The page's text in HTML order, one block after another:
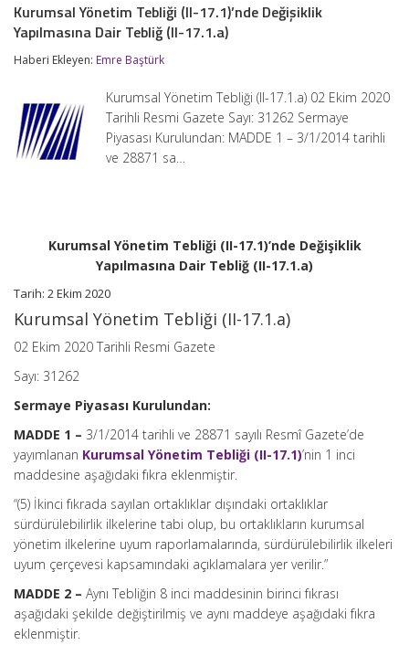
Tebliği
(II-
Değişiklik
Tebliğ
(II-
17.1.a)
için
Kurumsal Yönetim Tebliği (II-17.1)’nde Değişiklik
Yapılmasına Dair Tebliğ (II-17.1.a)
Haberi Ekleyen: Emre Baştürk
Kurumsal Yönetim Tebliği (II-17.1.a) 02 Ekim 2020
Tarihli Resmi Gazete Sayı: 31262 Sermaye
Piyasası Kurulundan: MADDE 1 – 3/1/2014 tarihli
ve 28871 sa…
Kurumsal Yönetim Tebliği (II-17.1)’nde Değişiklik
Yapılmasına Dair Tebliğ (II-17.1.a)
Tarih: 2 Ekim 2020
Kurumsal Yönetim Tebliği (II-17.1.a)
02 Ekim 2020 Tarihli Resmi Gazete
Sayı: 31262
Sermaye Piyasası Kurulundan:
MADDE 1 – 3/1/2014 tarihli ve 28871 sayılı Resmî Gazete’de
yayımlanan Kurumsal Yönetim Tebliği (II-17.1)’nin 1 inci
maddesine aşağıdaki fıkra eklenmiştir.
“(5) İkinci fıkrada sayılan ortaklıklar dışındaki ortaklıklar
sürdürülebilirlik ilkelerine tabi olup, bu ortaklıkların kurumsal
yönetim ilkelerine uyum raporlamalarında, sürdürülebilirlik ilkeleri
uyum çerçevesi kapsamındaki açıklamalara yer verilir.”
MADDE 2 – Aynı Tebliğin 8 inci maddesinin birinci fıkrası
aşağıdaki şekilde değiştirilmiş ve aynı maddeye aşağıdaki fıkra
eklenmiştir.